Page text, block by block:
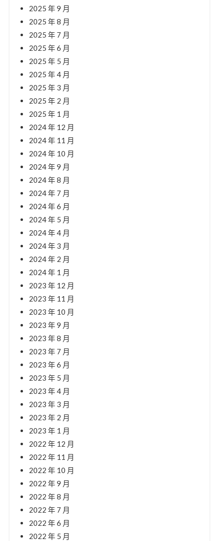
2025 年 9 月
2025 年 8 月
2025 年 7 月
2025 年 6 月
2025 年 5 月
2025 年 4 月
2025 年 3 月
2025 年 2 月
2025 年 1 月
2024 年 12 月
2024 年 11 月
2024 年 10 月
2024 年 9 月
2024 年 8 月
2024 年 7 月
2024 年 6 月
2024 年 5 月
2024 年 4 月
2024 年 3 月
2024 年 2 月
2024 年 1 月
2023 年 12 月
2023 年 11 月
2023 年 10 月
2023 年 9 月
2023 年 8 月
2023 年 7 月
2023 年 6 月
2023 年 5 月
2023 年 4 月
2023 年 3 月
2023 年 2 月
2023 年 1 月
2022 年 12 月
2022 年 11 月
2022 年 10 月
2022 年 9 月
2022 年 8 月
2022 年 7 月
2022 年 6 月
2022 年 5 月